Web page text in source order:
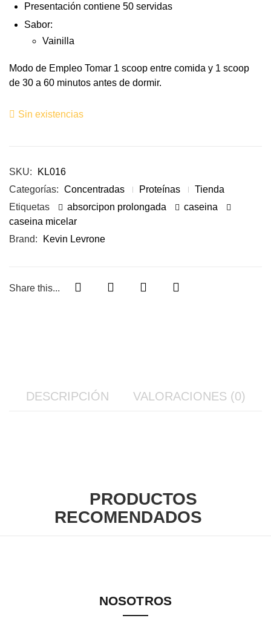
Presentación contiene 50 servidas
Sabor:
Vainilla
Modo de Empleo Tomar 1 scoop entre comida y 1 scoop
de 30 a 60 minutos antes de dormir.
Sin existencias
SKU:
KL016
Categorías: Concentradas Proteínas
Tienda
Etiquetas
absorcipon prolongada
caseina
caseina micelar
Brand:
Kevin Levrone
Share this...
DESCRIPCIÓN VALORACIONES (0)
PRODUCTOS
RECOMENDADOS
NOSOTROS